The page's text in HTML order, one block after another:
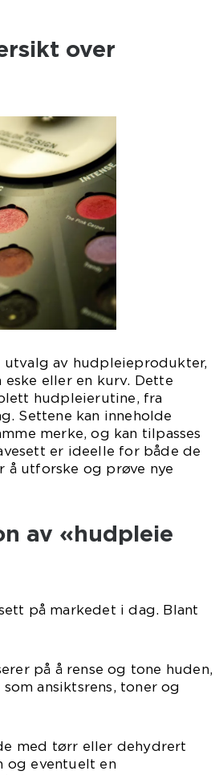
over
av hudpleieprodukter,
eller en kurv. Dette
hudpleierutine, fra
Settene kan inneholde
merke, og kan tilpasses
er ideelle for både de
å utforske og prøve nye
av «hudpleie
på markedet i dag. Blant
på å rense og tone huden,
ansiktsrens, toner og
med tørr eller dehydrert
og eventuelt en